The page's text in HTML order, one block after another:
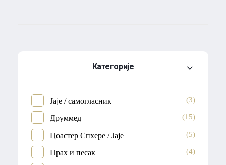
Категорије
Јаје / самогласник (3)
Друммед (15)
Цоастер Спхере / Јаје (5)
Прах и песак (4)